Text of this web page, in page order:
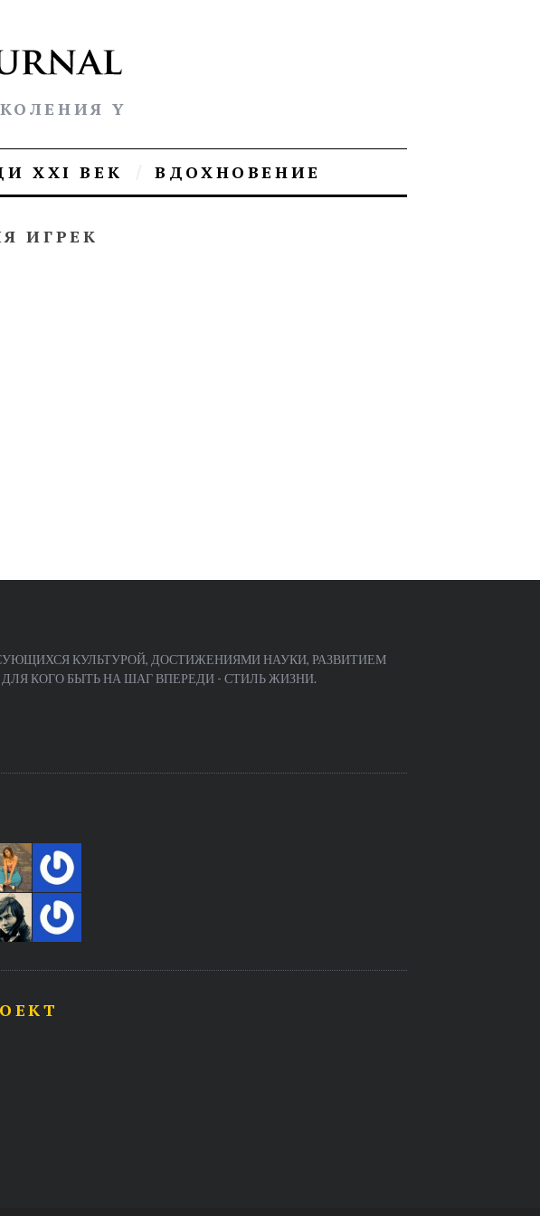
Y
XXI ВЕК ВДОХНОВЕНИЕ
ИГРЕК
КУЛЬТУРОЙ, ДОСТИЖЕНИЯМИ НАУКИ, РАЗВИТИЕМ
КОГО БЫТЬ НА ШАГ ВПЕРЕДИ - СТИЛЬ ЖИЗНИ.